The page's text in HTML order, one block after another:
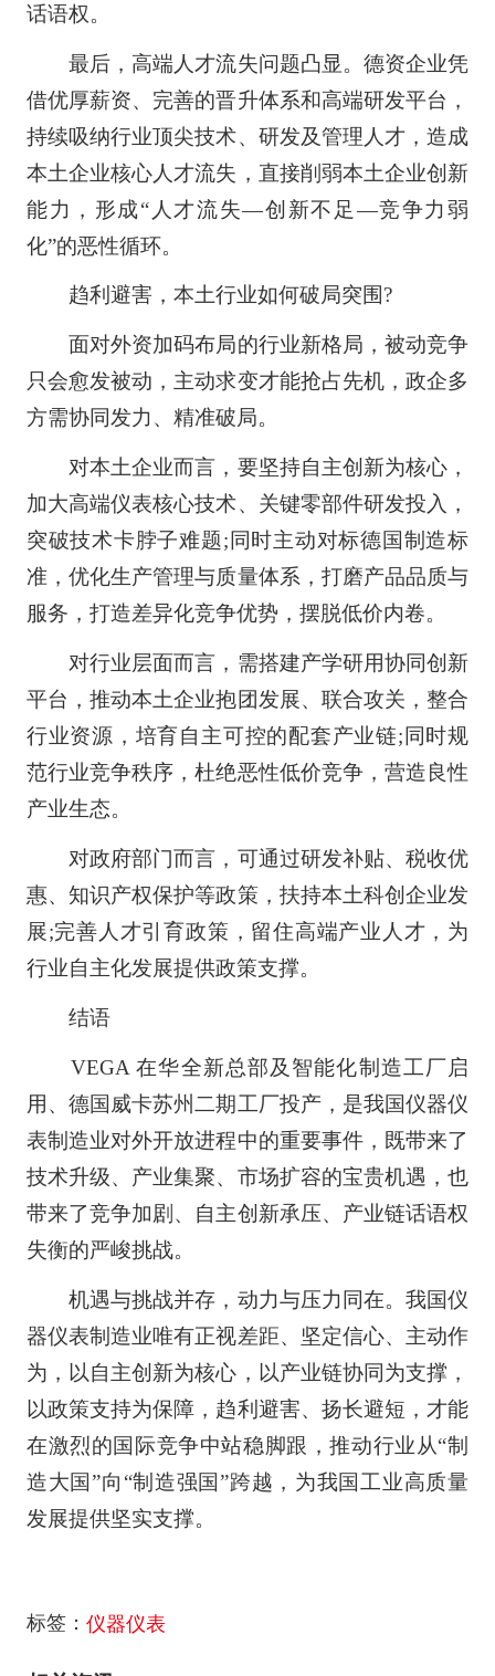
话语权。
最后，高端人才流失问题凸显。德资企业凭
借优厚薪资、完善的晋升体系和高端研发平台，
持续吸纳行业顶尖技术、研发及管理人才，造成
本土企业核心人才流失，直接削弱本土企业创新
能力，形成“人才流失—创新不足—竞争力弱
化”的恶性循环。
趋利避害，本土行业如何破局突围?
面对外资加码布局的行业新格局，被动竞争
只会愈发被动，主动求变才能抢占先机，政企多
方需协同发力、精准破局。
对本土企业而言，要坚持自主创新为核心，
加大高端仪表核心技术、关键零部件研发投入，
突破技术卡脖子难题;同时主动对标德国制造标
准，优化生产管理与质量体系，打磨产品品质与
服务，打造差异化竞争优势，摆脱低价内卷。
对行业层面而言，需搭建产学研用协同创新
平台，推动本土企业抱团发展、联合攻关，整合
行业资源，培育自主可控的配套产业链;同时规
范行业竞争秩序，杜绝恶性低价竞争，营造良性
产业生态。
对政府部门而言，可通过研发补贴、税收优
惠、知识产权保护等政策，扶持本土科创企业发
展;完善人才引育政策，留住高端产业人才，为
行业自主化发展提供政策支撑。
结语
VEGA 在华全新总部及智能化制造工厂启
用、德国威卡苏州二期工厂投产，是我国仪器仪
表制造业对外开放进程中的重要事件，既带来了
技术升级、产业集聚、市场扩容的宝贵机遇，也
带来了竞争加剧、自主创新承压、产业链话语权
失衡的严峻挑战。
机遇与挑战并存，动力与压力同在。我国仪
器仪表制造业唯有正视差距、坚定信心、主动作
为，以自主创新为核心，以产业链协同为支撑，
以政策支持为保障，趋利避害、扬长避短，才能
在激烈的国际竞争中站稳脚跟，推动行业从“制
造大国”向“制造强国”跨越，为我国工业高质量
发展提供坚实支撑。
标签： 仪器仪表